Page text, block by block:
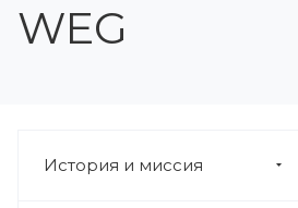
WEG
История и миссия